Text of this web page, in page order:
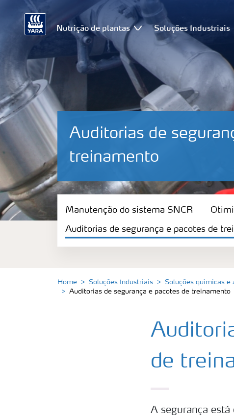
Nutrição de plantas Soluções Industriais
Auditorias de
treinamento
Manutenção do sistema SNCR
Otimização do Controle de NOx
Auditorias de segurança e pacotes de
Manutenção do sistema SNCR
Auditorias de segurança e pacotes de
Home Soluções Industriais Soluções químicas e
Auditorias de segurança e pacotes de treinamento
de
A segurança está